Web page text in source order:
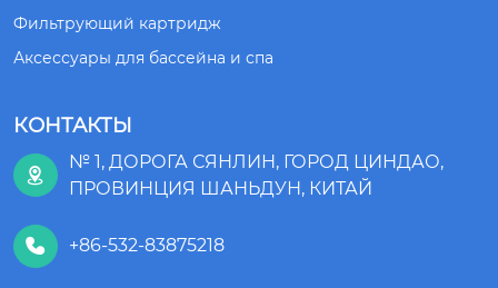
Фильтрующий картридж
Аксессуары для бассейна и спа
КОНТАКТЫ

№ 1, ДОРОГА СЯНЛИН, ГОРОД ЦИНДАО,
ПРОВИНЦИЯ ШАНЬДУН, КИТАЙ
 +86-532-83875218